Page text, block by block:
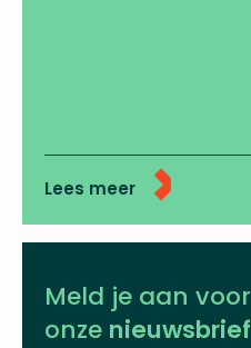
Lees meer
Meld je aan voor
onze nieuwsbrief